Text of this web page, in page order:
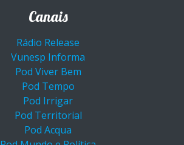
Canais
Rádio Release
Vunesp Informa
Pod Viver Bem
Pod Tempo
Pod Irrigar
Pod Territorial
Pod Acqua